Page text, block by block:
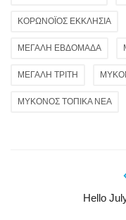
ΚΟΡΩΝΟΪΟΣ ΕΚΚΛΗΣΙΑ
ΜΕΓΑΛΗ ΕΒΔΟΜΑΔΑ
ΜΕΓΑΛΗ ΤΡΙΤΗ
ΜΥΚΟΝΟΣ ΤΟΠΙΚΑ ΝΕΑ
Hello